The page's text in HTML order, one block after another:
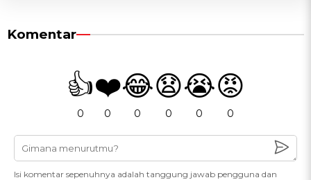
Komentar
👍
0
❤️
0
😂
0
😧
0
😭
0
😡
0
Isi komentar sepenuhnya adalah tanggung jawab pengguna dan